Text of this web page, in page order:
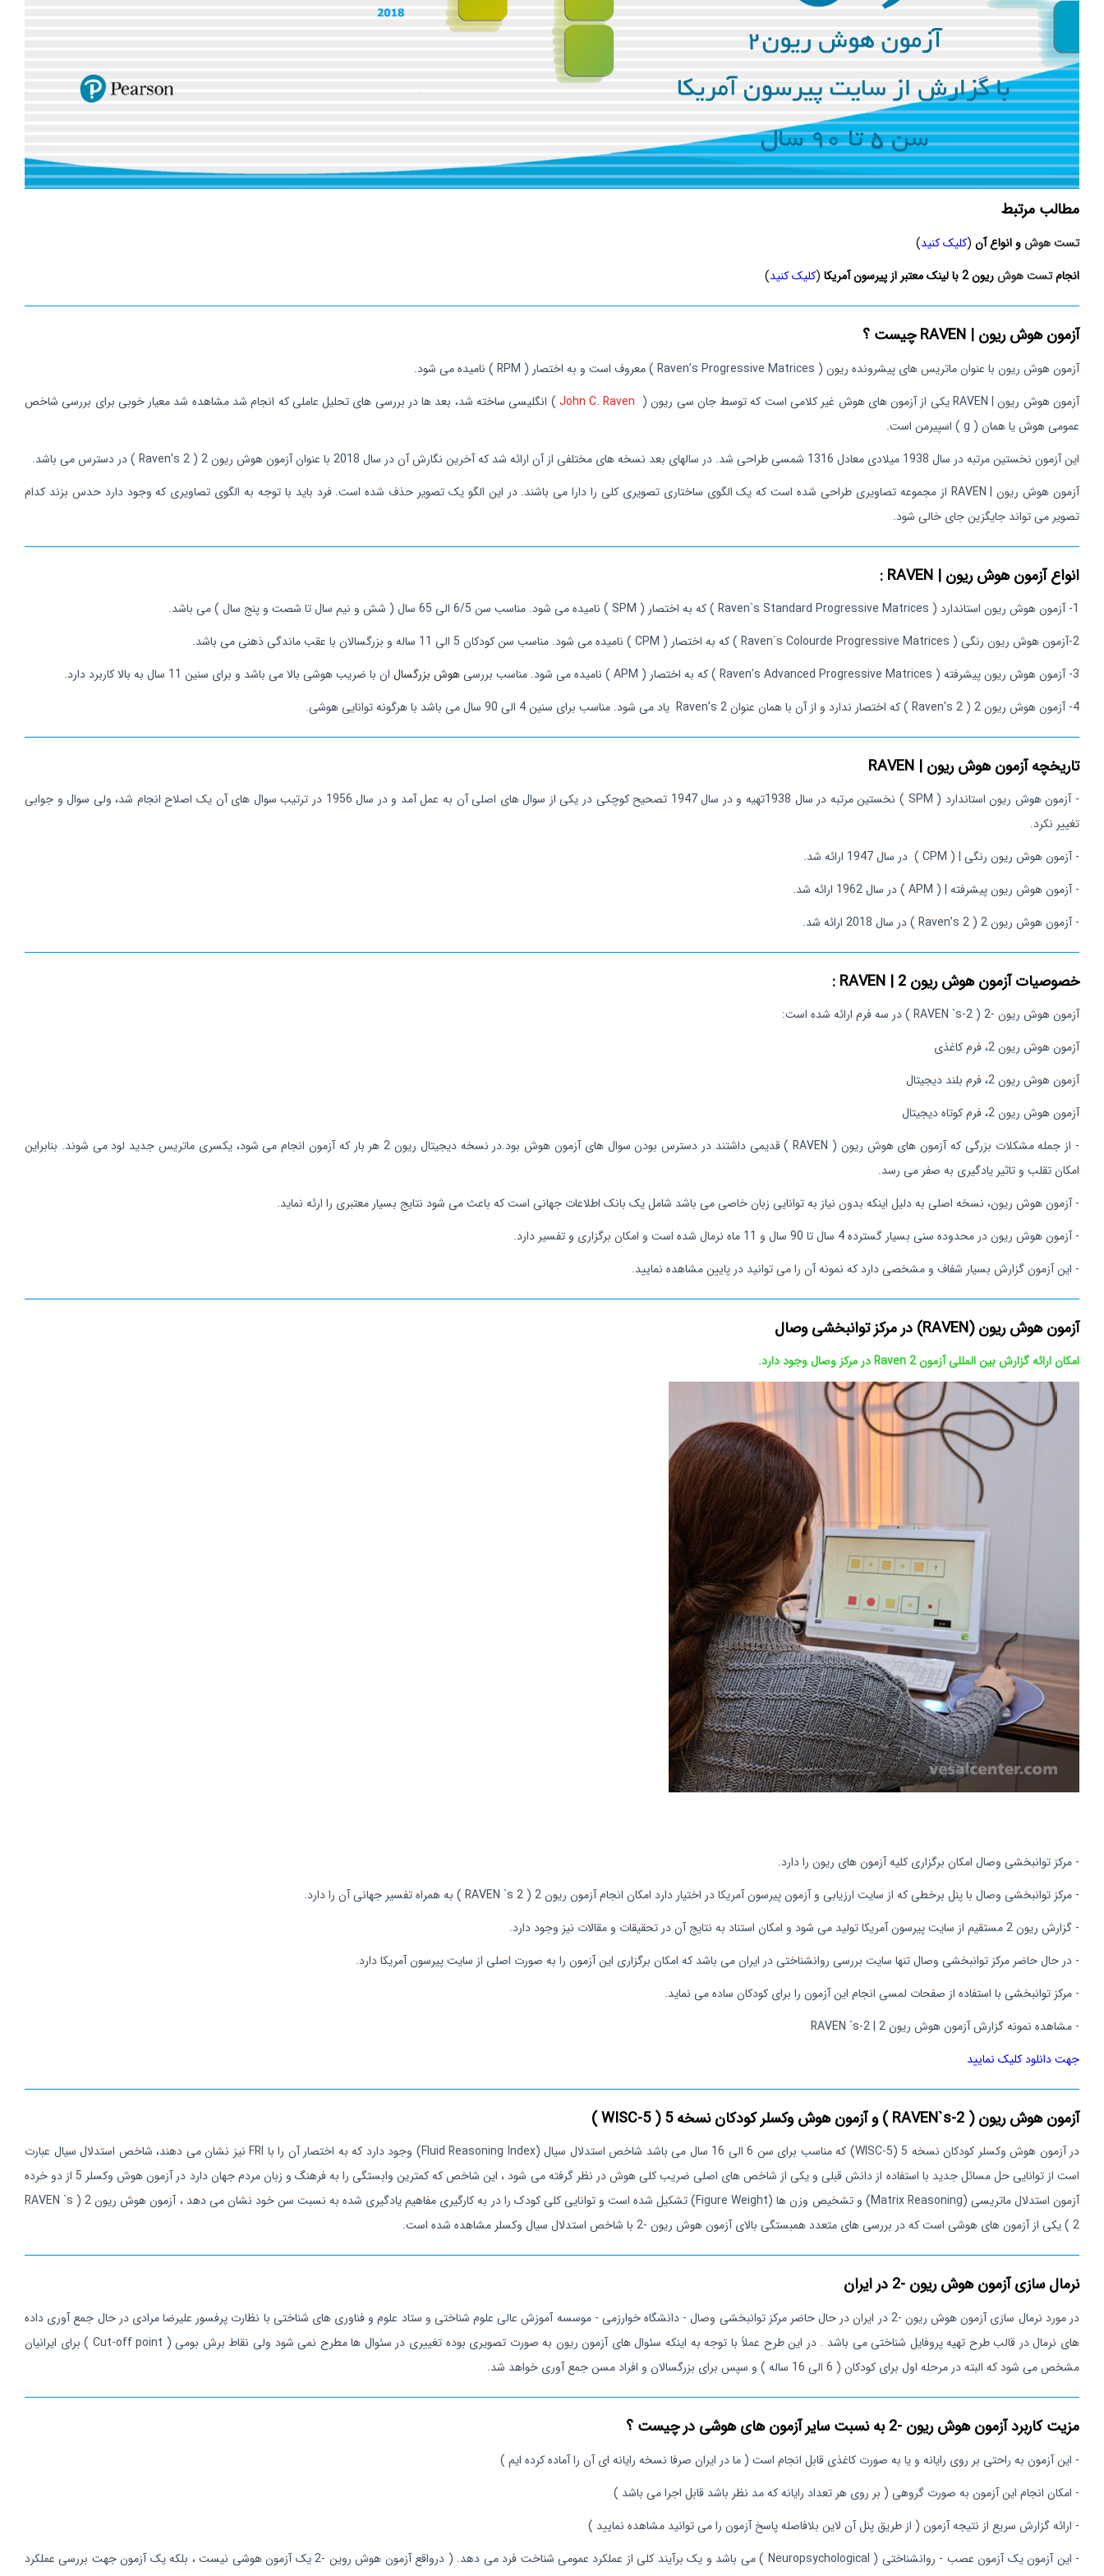
مطالب مرتبط
تست هوشو انواع آن (کلیک کنید)
انجامتست هوشریون 2 با لینک معتبر از پیرسون آمریکا (کلیک کنید)
آزمون هوش ریون | RAVEN چیست ؟
آزمون هوش ریون با عنوان ماتریس های پیشرونده ریون ( Raven’s Progressive Matrices ) معروف است و به اختصار ( RPM ) نامیده می شود.
آزمون هوش ریون | RAVEN یکی از آزمون های هوش غیر کلامی است که توسط جان سی ریون (
John C. Raven ) انگلیسی ساخته شد، بعد ها در بررسی های تحلیل عاملی که انجام شد مشاهده شد معیار خوبی برای بررسی شاخص
عمومی هوش یا همان ( g ) اسپیرمن است.
این آزمون نخستین مرتبه در سال 1938 میلادی معادل 1316 شمسی طراحی شد. در سالهای بعد نسخه های مختلفی از آن ارائه شد که آخرین نگارش آن در سال 2018 با عنوان آزمون هوش ریون 2 ( Raven’s 2 ) در دسترس می باشد.
آزمون هوش ریون | RAVEN از مجموعه تصاویری طراحی شده است که یک الگوی ساختاری تصویری کلی را دارا می باشند. در این الگو یک تصویر حذف شده است. فرد باید با توجه به الگوی تصاویری که وجود دارد حدس بزند کدام
تصویر می تواند جایگزین جای خالی شود.
انواع آزمون هوش ریون | RAVEN :
1- آزمون هوش ریون استاندارد ( Raven`s Standard Progressive Matrices ) که به اختصار ( SPM ) نامیده می شود. مناسب سن 6/5 الی 65 سال ( شش و نیم سال تا شصت و پنج سال ) می باشد.
2-آزمون هوش ریون رنگی ( Raven`s Colourde Progressive Matrices ) که به اختصار ( CPM ) نامیده می شود. مناسب سن کودکان 5 الی 11 ساله و بزرگسالان با عقب ماندگی ذهنی می باشد.
3- آزمون هوش ریون پیشرفته ( Raven’s Advanced Progressive Matrices ) که به اختصار ( APM ) نامیده می شود. مناسب بررسی
هوش بزرگسال ان با ضریب هوشی بالا می باشد و برای سنین 11 سال به بالا کاربرد دارد.
4- آزمون هوش ریون 2 ( Raven’s 2 ) که اختصار ندارد و از آن با همان عنوان Raven’s 2 یاد می شود. مناسب برای سنین 4 الی 90 سال می باشد با هرگونه توانایی هوشی.
تاریخچه آزمون هوش ریون | RAVEN
- آزمون هوش ریون استاندارد ( SPM ) نخستین مرتبه در سال 1938تهیه و در سال 1947 تصحیح کوچکی در یکی از سوال های اصلی آن به عمل آمد و در سال 1956 در ترتیب سوال های آن یک اصلاح انجام شد، ولی سوال و جوابی
تغییر نکرد.
- آزمون هوش ریون رنگی | ( CPM ) در سال 1947 ارائه شد.
- آزمون هوش ریون پیشرفته | ( APM ) در سال 1962 ارائه شد.
- آزمون هوش ریون 2 ( Raven’s 2 ) در سال 2018 ارائه شد.
خصوصیات آزمون هوش ریون 2 | RAVEN :
آزمون هوش ریون -2 ( RAVEN `s-2 ) در سه فرم ارائه شده است:
آزمون هوش ریون 2، فرم کاغذی
آزمون هوش ریون 2، فرم بلند دیجیتال
آزمون هوش ریون 2، فرم کوتاه دیجیتال
- از جمله مشکلات بزرگی که آزمون های هوش ریون ( RAVEN ) قدیمی داشتند در دسترس بودن سوال های آزمون هوش بود.در نسخه دیجیتال ریون 2 هر بار که آزمون انجام می شود، یکسری ماتریس جدید لود می شوند. بنابراین
امکان تقلب و تاثیر یادگیری به صفر می رسد.
- آزمون هوش ریون، نسخه اصلی به دلیل اینکه بدون نیاز به توانایی زبان خاصی می باشد شامل یک بانک اطلاعات جهانی است که باعث می شود نتایج بسیار معتبری را ارئه نماید.
- آزمون هوش ریون در محدوده سنی بسیار گسترده 4 سال تا 90 سال و 11 ماه نرمال شده است و امکان برگزاری و تفسیر دارد.
- این آزمون گزارش بسیار شفاف و مشخصی دارد که نمونه آن را می توانید در پایین مشاهده نمایید.
آزمون هوش ریون (RAVEN) در مرکز توانبخشی وصال
امکان ارائه گزارش بین المللی آزمون Raven 2 در مرکز وصال وجود دارد.
- مرکز توانبخشی وصال امکان برگزاری کلیه آزمون های ریون را دارد.
- مرکز توانبخشی وصال با پنل برخطی که از سایت ارزیابی و آزمون پیرسون آمریکا در اختیار دارد امکان انجام آزمون ریون 2 ( RAVEN `s 2 ) به همراه تفسیر جهانی آن را دارد.
- گزارش ریون 2 مستقیم از سایت پیرسون آمریکا تولید می شود و امکان استناد به نتایج آن در تحقیقات و مقالات نیز وجود دارد.
- در حال حاضر مرکز توانبخشی وصال تنها سایت بررسی روانشناختی در ایران می باشد که امکان برگزاری این آزمون را به صورت اصلی از سایت پیرسون آمریکا دارد.
- مرکز توانبخشی با استفاده از صفحات لمسی انجام این آزمون را برای کودکان ساده می نماید.
- مشاهده نمونه گزارش آزمون هوش ریون 2 | RAVEN `s-2
جهت دانلود کلیک نمایید
آزمون هوش ریون ( RAVEN`s-2 ) و آزمون هوش وکسلر کودکان نسخه 5 ( WISC-5 )
در آزمون هوش وکسلر کودکان نسخه 5 (WISC-5) که مناسب برای سن 6 الی 16 سال می باشد شاخص استدلال سیال (Fluid Reasoning Index) وجود دارد که به اختصار آن را با FRI نیز نشان می دهند، شاخص استدلال سیال عبارت
است از توانایی حل مسائل جدید با استفاده از دانش قبلی و یکی از شاخص های اصلی ضریب کلی هوش در نظر گرفته می شود ، این شاخص که کمترین وابستگی را به فرهنگ و زبان مردم جهان دارد در آزمون هوش وکسلر 5 از دو خرده
آزمون استدلال ماتریسی (Matrix Reasoning) و تشخیص وزن ها (Figure Weight) تشکیل شده است و توانایی کلی کودک را در به کارگیری مفاهیم یادگیری شده به نسبت سن خود نشان می دهد ، آزمون هوش ریون 2 ( RAVEN `s
2 ) یکی از آزمون های هوشی است که در بررسی های متعدد همبستگی بالای آزمون هوش ریون -2 با شاخص استدلال سیال وکسلر مشاهده شده است.
نرمال سازی آزمون هوش ریون -2 در ایران
در مورد نرمال سازی آزمون هوش ریون -2 در ایران در حال حاضر مرکز توانبخشی وصال - دانشگاه خوارزمی - موسسه آموزش عالی علوم شناختی و ستاد علوم و فناوری های شناختی با نظارت پرفسور علیرضا مرادی در حال جمع آوری داده
های نرمال در قالب طرح تهیه پروفایل شناختی می باشد . در این طرح عملاً با توجه به اینکه سئوال های آزمون ریون به صورت تصویری بوده تغییری در سئوال ها مطرح نمی شود ولی نقاط برش بومی ( Cut-off point ) برای ایرانیان
مشخص می شود که البته در مرحله اول برای کودکان ( 6 الی 16 ساله ) و سپس برای بزرگسالان و افراد مسن جمع آوری خواهد شد.
مزیت کاربرد آزمون هوش ریون -2 به نسبت سایر آزمون های هوشی در چیست ؟
- این آزمون به راحتی بر روی رایانه و یا به صورت کاغذی قابل انجام است ( ما در ایران صرفا نسخه رایانه ای آن را آماده کرده ایم )
- امکان انجام این آزمون به صورت گروهی ( بر روی هر تعداد رایانه که مد نظر باشد قابل اجرا می باشد )
- ارائه گزارش سریع از نتیجه آزمون ( از طریق پنل آن لاین بلافاصله پاسخ آزمون را می توانید مشاهده نمایید )
- این آزمون یک آزمون عصب - روانشناختی ( Neuropsychological ) می باشد و یک برآیند کلی از عملکرد عمومی شناخت فرد می دهد. ( درواقع آزمون هوش روین -2 یک آزمون هوشی نیست ، بلکه یک آزمون جهت بررسی عملکرد